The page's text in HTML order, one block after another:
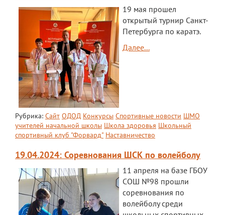
19 мая прошел
открытый турнир Санкт-
Петербурга по каратэ.
Далее...
Рубрика: Сайт ОДОД Конкурсы Спортивные новости ШМО
учителей начальной школы Школа здоровья Школьный
спортивный клуб "Форвард" Наставничество
19.04.2024: Соревнования ШСК по волейболу
11 апреля на базе ГБОУ
СОШ №98 прошли
соревнования по
волейболу среди